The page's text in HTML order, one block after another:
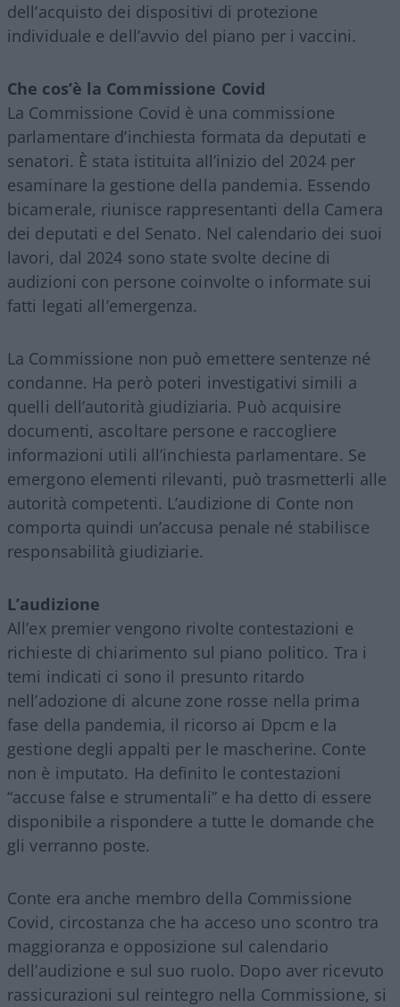
dell’acquisto dei dispositivi di protezione
individuale e dell’avvio del piano per i vaccini.
Che cos’è la Commissione Covid
La Commissione Covid è una commissione
parlamentare d’inchiesta formata da deputati e
senatori. È stata istituita all’inizio del 2024 per
esaminare la gestione della pandemia. Essendo
bicamerale, riunisce rappresentanti della Camera
dei deputati e del Senato. Nel calendario dei suoi
lavori, dal 2024 sono state svolte decine di
audizioni con persone coinvolte o informate sui
fatti legati all’emergenza.
La Commissione non può emettere sentenze né
condanne. Ha però poteri investigativi simili a
quelli dell’autorità giudiziaria. Può acquisire
documenti, ascoltare persone e raccogliere
informazioni utili all’inchiesta parlamentare. Se
emergono elementi rilevanti, può trasmetterli alle
autorità competenti. L’audizione di Conte non
comporta quindi un’accusa penale né stabilisce
responsabilità giudiziarie.
L’audizione
All’ex premier vengono rivolte contestazioni e
richieste di chiarimento sul piano politico. Tra i
temi indicati ci sono il presunto ritardo
nell’adozione di alcune zone rosse nella prima
fase della pandemia, il ricorso ai Dpcm e la
gestione degli appalti per le mascherine. Conte
non è imputato. Ha definito le contestazioni
“accuse false e strumentali” e ha detto di essere
disponibile a rispondere a tutte le domande che
gli verranno poste.
Conte era anche membro della Commissione
Covid, circostanza che ha acceso uno scontro tra
maggioranza e opposizione sul calendario
dell’audizione e sul suo ruolo. Dopo aver ricevuto
rassicurazioni sul reintegro nella Commissione, si